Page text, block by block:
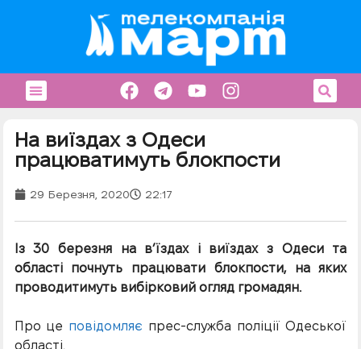
На виїздах з Одеси
працюватимуть блокпости
29 Березня, 2020 22:17
Із 30 березня на в’їздах і виїздах з Одеси та
області почнуть працювати блокпости, на яких
проводитимуть вибірковий огляд громадян.
Про це повідомляє прес-служба поліції Одеської
області.